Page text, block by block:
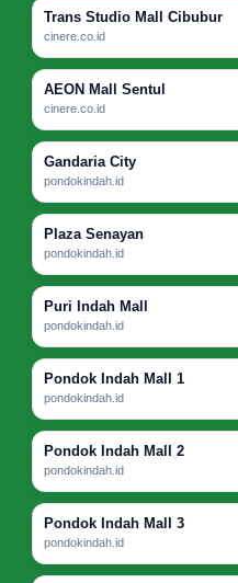
Trans Studio Mall Cibubur
cinere.co.id
AEON Mall Sentul
cinere.co.id
Gandaria City
pondokindah.id
Plaza Senayan
pondokindah.id
Puri Indah Mall
pondokindah.id
Pondok Indah Mall 1
pondokindah.id
Pondok Indah Mall 2
pondokindah.id
Pondok Indah Mall 3
pondokindah.id